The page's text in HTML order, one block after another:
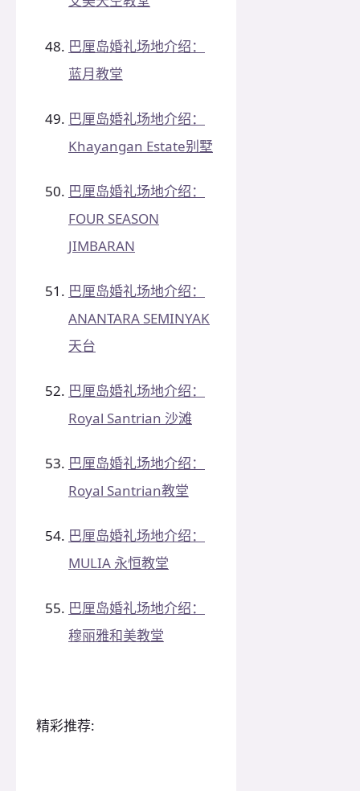
巴厘岛婚礼场地介绍：
蓝月教堂
巴厘岛婚礼场地介绍：
Khayangan Estate别墅
巴厘岛婚礼场地介绍：
FOUR SEASON
JIMBARAN
巴厘岛婚礼场地介绍：
ANANTARA SEMINYAK
天台
巴厘岛婚礼场地介绍：
Royal Santrian 沙滩
巴厘岛婚礼场地介绍：
Royal Santrian教堂
巴厘岛婚礼场地介绍：
MULIA 永恒教堂
巴厘岛婚礼场地介绍：
穆丽雅和美教堂
精彩推荐: